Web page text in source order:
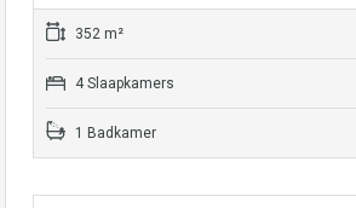
352 m²
4 Slaapkamers
1 Badkamer